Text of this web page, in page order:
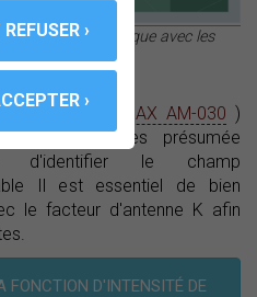
électromagnétique avec les
PROMAX.
la PROMAX AM-030 )
d'interférences présumée
d'identifier le champ
Il est essentiel de bien
le facteur d'antenne K afin
FONCTION D'INTENSITÉ DE